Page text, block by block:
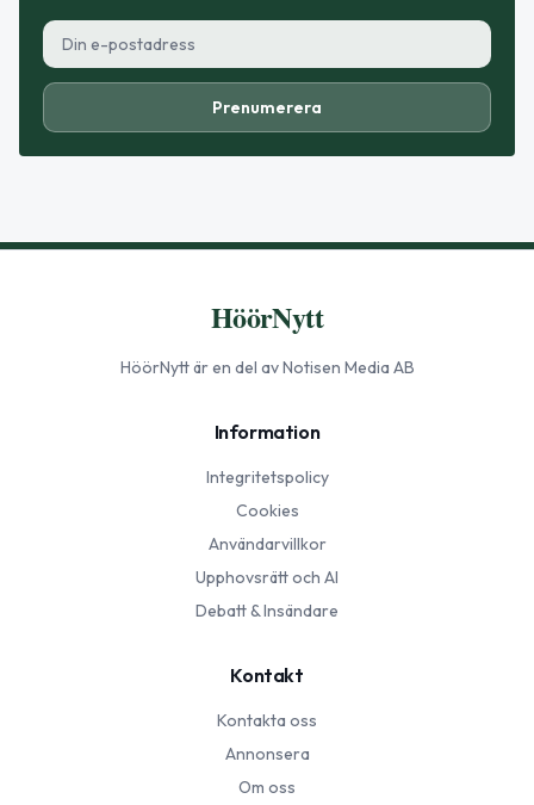
Prenumerera
HöörNytt
HöörNyttär en del av Notisen Media AB
Information
Integritetspolicy
Cookies
Användarvillkor
Upphovsrätt och AI
Debatt & Insändare
Kontakt
Kontakta oss
Annonsera
Om oss